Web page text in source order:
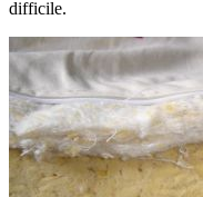
difficile.